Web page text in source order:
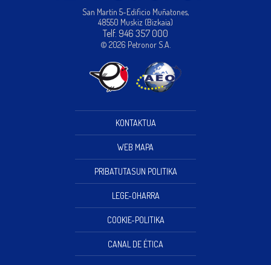
San Martín 5-Edificio Muñatones,
48550 Muskiz (Bizkaia)
Telf. 946 357 000
© 2026 Petronor S.A.
KONTAKTUA
WEB MAPA
PRIBATUTASUN POLITIKA
LEGE-OHARRA
COOKIE-POLITIKA
CANAL DE ÉTICA